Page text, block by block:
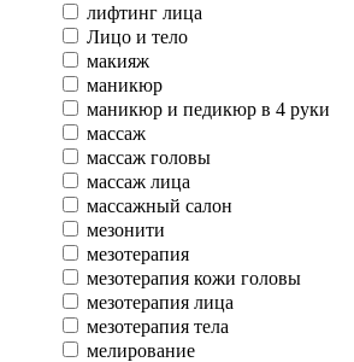
лифтинг лица
Лицо и тело
макияж
маникюр
маникюр и педикюр в 4 руки
массаж
массаж головы
массаж лица
массажный салон
мезонити
мезотерапия
мезотерапия кожи головы
мезотерапия лица
мезотерапия тела
мелирование